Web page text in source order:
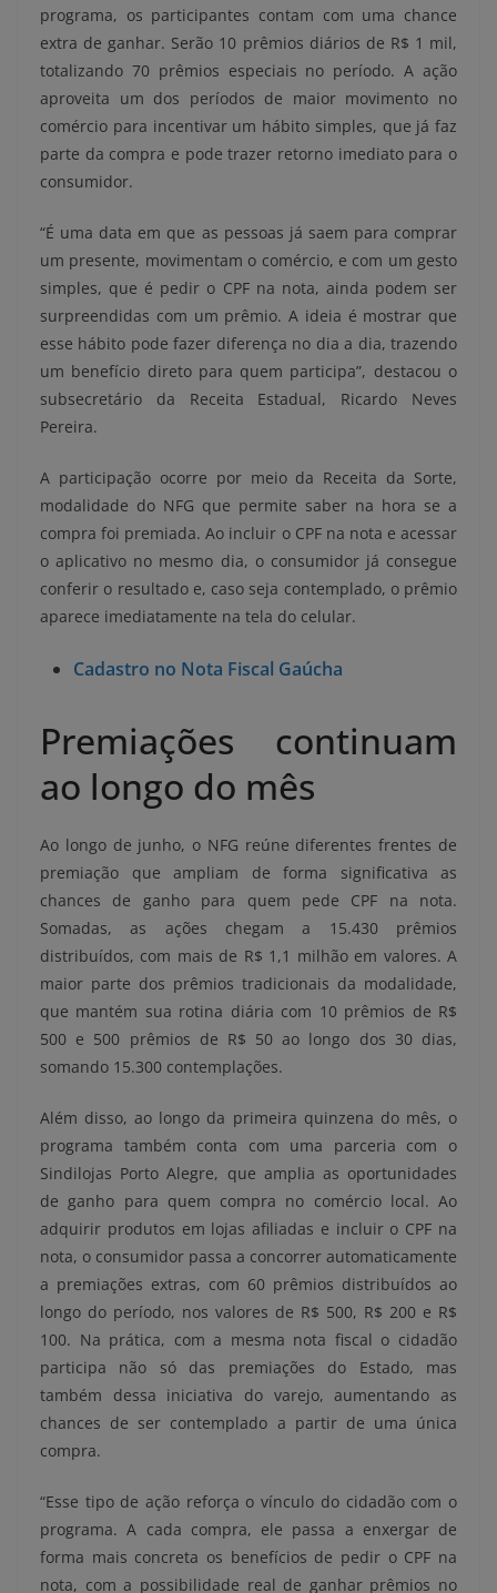
programa, os participantes contam com uma chance
extra de ganhar. Serão 10 prêmios diários de R$ 1 mil,
totalizando 70 prêmios especiais no período. A ação
aproveita um dos períodos de maior movimento no
comércio para incentivar um hábito simples, que já faz
parte da compra e pode trazer retorno imediato para o
consumidor.
“É uma data em que as pessoas já saem para comprar
um presente, movimentam o comércio, e com um gesto
simples, que é pedir o CPF na nota, ainda podem ser
surpreendidas com um prêmio. A ideia é mostrar que
esse hábito pode fazer diferença no dia a dia, trazendo
um benefício direto para quem participa”, destacou o
subsecretário da Receita Estadual, Ricardo Neves
Pereira.
A participação ocorre por meio da Receita da Sorte,
modalidade do NFG que permite saber na hora se a
compra foi premiada. Ao incluir o CPF na nota e acessar
o aplicativo no mesmo dia, o consumidor já consegue
conferir o resultado e, caso seja contemplado, o prêmio
aparece imediatamente na tela do celular.
Cadastro no Nota Fiscal Gaúcha
Premiações continuam
ao longo do mês
Ao longo de junho, o NFG reúne diferentes frentes de
premiação que ampliam de forma significativa as
chances de ganho para quem pede CPF na nota.
Somadas, as ações chegam a 15.430 prêmios
distribuídos, com mais de R$ 1,1 milhão em valores. A
maior parte dos prêmios tradicionais da modalidade,
que mantém sua rotina diária com 10 prêmios de R$
500 e 500 prêmios de R$ 50 ao longo dos 30 dias,
somando 15.300 contemplações.
Além disso, ao longo da primeira quinzena do mês, o
programa também conta com uma parceria com o
Sindilojas Porto Alegre, que amplia as oportunidades
de ganho para quem compra no comércio local. Ao
adquirir produtos em lojas afiliadas e incluir o CPF na
nota, o consumidor passa a concorrer automaticamente
a premiações extras, com 60 prêmios distribuídos ao
longo do período, nos valores de R$ 500, R$ 200 e R$
100. Na prática, com a mesma nota fiscal o cidadão
participa não só das premiações do Estado, mas
também dessa iniciativa do varejo, aumentando as
chances de ser contemplado a partir de uma única
compra.
“Esse tipo de ação reforça o vínculo do cidadão com o
programa. A cada compra, ele passa a enxergar de
forma mais concreta os benefícios de pedir o CPF na
nota, com a possibilidade real de ganhar prêmios no